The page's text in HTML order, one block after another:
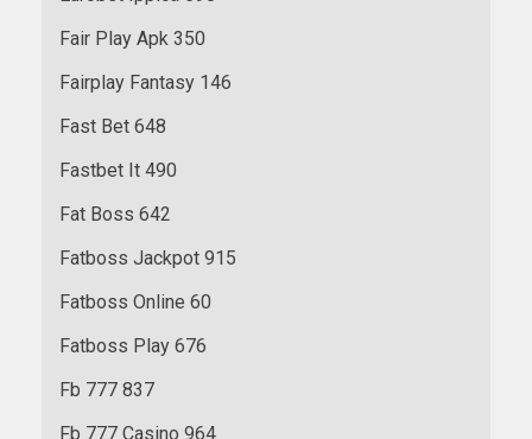
Fair Play Apk 350
Fairplay Fantasy 146
Fast Bet 648
Fastbet It 490
Fat Boss 642
Fatboss Jackpot 915
Fatboss Online 60
Fatboss Play 676
Fb 777 837
Fb 777 Casino 964